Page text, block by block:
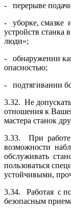
- перерыве
- уборке, смазке
устройств станка
люди»;
- обнаружении
опасностью;
- подтягивании
3.32. Не
отношения к
мастера станок
3.33. При работе
возможности
обслуживать
пользоваться
устойчивыми,
3.34. Работая с
безопасным